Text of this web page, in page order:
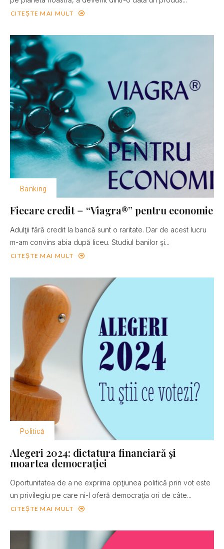
CITEȘTE MAI MULT
Banking
Fiecare credit = “Viagra®” pentru economie
Adulţii fără credit la bancă sunt o raritate. Dar de acest lucru
m-am convins abia după liceu. Studiul banilor şi...
CITEȘTE MAI MULT
Politică
Alegeri 2024: dictatura financiară şi
moartea democraţiei
Oportunitatea de a ne exprima opţiunea politică prin vot este
un privilegiu pe care ni-l oferă democraţia ori de câte...
CITEȘTE MAI MULT